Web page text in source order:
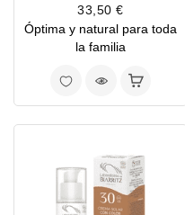
Precio
33,50 €
Óptima y natural para toda
la familia